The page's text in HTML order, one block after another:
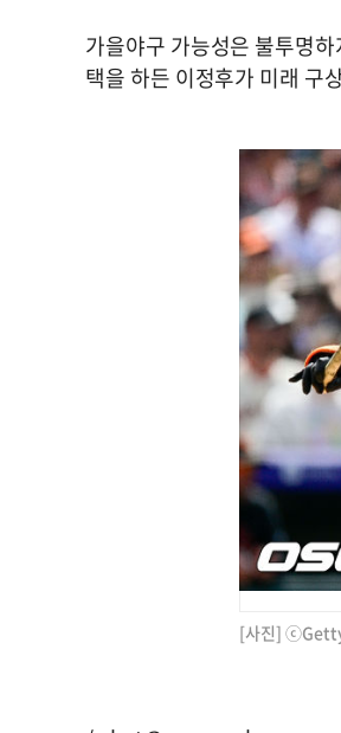
가을야구 가능성은 불투명
택을 하든 이정후가 미래 구
[사진]